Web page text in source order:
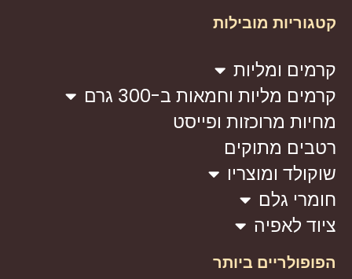
קטגוריות מובילות
קרמים ומליות
קרמים מליות וחמאות ב-300 גרם
מחיות מרוכזות ופייסט
רטבים מתוקים
שוקולד ומוצריו
חומרי גלם
ציוד לאפיה
הפופולריים ביותר